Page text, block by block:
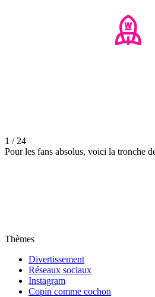
1 / 24
Pour les fans absolus, voici la tronche
Thèmes
Divertissement
Réseaux sociaux
Instagram
Copin comme cochon